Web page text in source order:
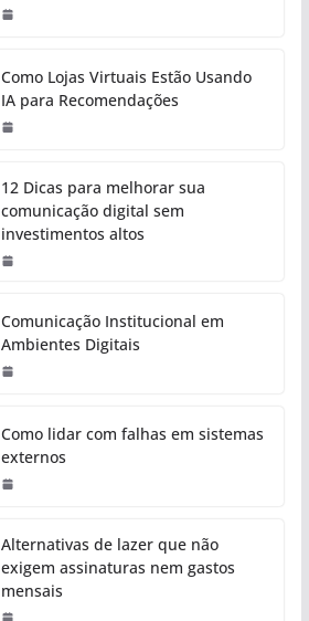
Como Lojas Virtuais Estão Usando
IA para Recomendações
12 Dicas para melhorar sua
comunicação digital sem
investimentos altos
Comunicação Institucional em
Ambientes Digitais
Como lidar com falhas em sistemas
externos
Alternativas de lazer que não
exigem assinaturas nem gastos
mensais